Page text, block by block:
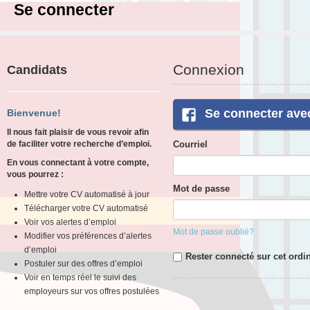
Se connecter
Candidats
Bienvenue!
Il nous fait plaisir de vous revoir afin
de faciliter votre recherche d’emploi.
En vous connectant à votre compte,
vous pourrez :
Mettre votre CV automatisé à jour
Télécharger votre CV automatisé
Voir vos alertes d’emploi
Modifier vos préférences d’alertes
d’emploi
Postuler sur des offres d’emploi
Voir en temps réel le suivi des
employeurs sur vos offres postulées
Connexion
Se connecter
Courriel
Mot de passe
Mot de passe oublié?
Rester connecté sur cet